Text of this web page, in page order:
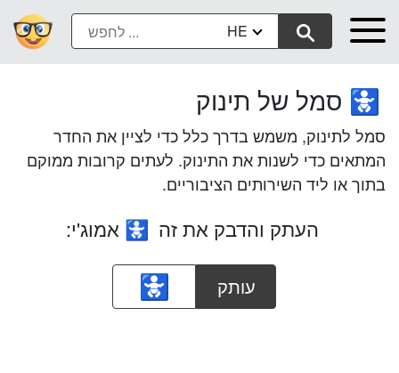
HE
🚼 סמל של תינוק
סמל לתינוק, משמש בדרך כלל כדי לציין את החדר
המתאים כדי לשנות את התינוק. לעתים קרובות ממוקם
בתוך או ליד השירותים הציבוריים.
העתק והדבק את זה 🚼 אמוג'י:
עותק